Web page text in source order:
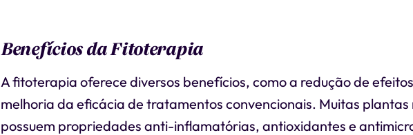
Benefícios da Fitoterapia
A fitoterapia oferece diversos benefícios, como a redução de
melhoria da eficácia de tratamentos convencionais. Muitas plantas
possuem propriedades anti-inflamatórias, antioxidantes e